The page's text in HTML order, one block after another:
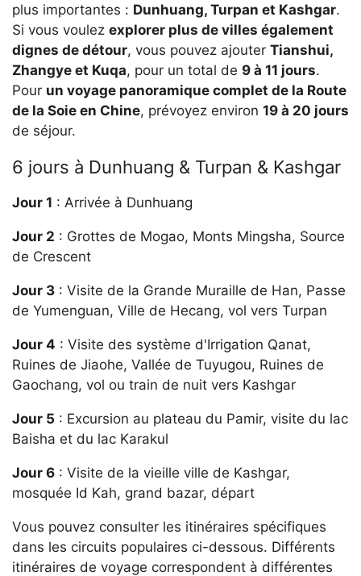
plus importantes : Dunhuang, Turpan et Kashgar.
Si vous voulez explorer plus de villes également
dignes de détour, vous pouvez ajouter Tianshui,
Zhangye et Kuqa, pour un total de 9 à 11 jours.
Pour un voyage panoramique complet de la Route
de la Soie en Chine, prévoyez environ 19 à 20 jours
de séjour.
6 jours à Dunhuang & Turpan & Kashgar
Jour 1 : Arrivée à Dunhuang
Jour 2 : Grottes de Mogao, Monts Mingsha, Source
de Crescent
Jour 3 : Visite de la Grande Muraille de Han, Passe
de Yumenguan, Ville de Hecang, vol vers Turpan
Jour 4 : Visite des système d'Irrigation Qanat,
Ruines de Jiaohe, Vallée de Tuyugou, Ruines de
Gaochang, vol ou train de nuit vers Kashgar
Jour 5 : Excursion au plateau du Pamir, visite du lac
Baisha et du lac Karakul
Jour 6 : Visite de la vieille ville de Kashgar,
mosquée Id Kah, grand bazar, départ
Vous pouvez consulter les itinéraires spécifiques
dans les circuits populaires ci-dessous. Différents
itinéraires de voyage correspondent à différentes